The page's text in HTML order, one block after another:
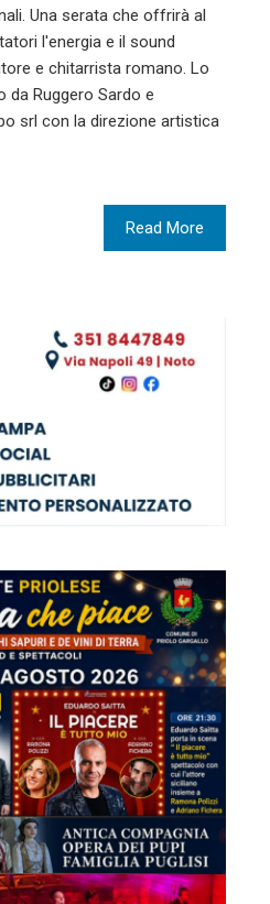
Una serata che offrirà al
l'energia e il sound
e chitarrista romano. Lo
Ruggero Sardo e
srl con la direzione artistica
Read More